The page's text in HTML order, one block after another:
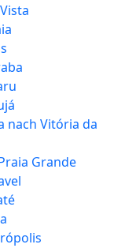
nach Vitória da
Grande